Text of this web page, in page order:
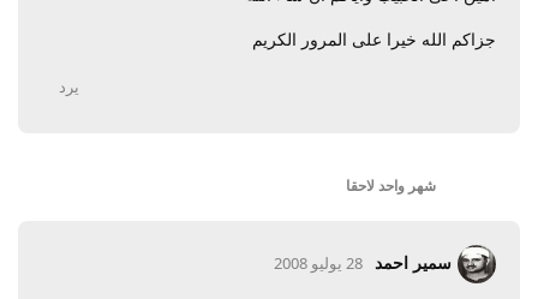
جزاكم الله خيرا على المرور الكريم
يرد
شهر واحد لاحقا
سمير احمد 28 يوليو 2008